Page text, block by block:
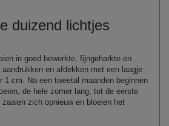
duizend lichtjes
in goed bewerkte, fijngeharkte en
en afdekken met een laagje
1 cm. Na een tweetal maanden beginnen
de hele zomer lang, tot de eerste
zich opnieuw en bloeien het